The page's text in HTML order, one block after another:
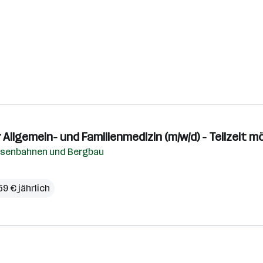
und Familienmedizin (m/w/d) - Teilzeit
und Bergbau
€ jährlich